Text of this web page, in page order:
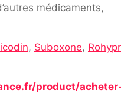
médicaments,
, Suboxone,
product/